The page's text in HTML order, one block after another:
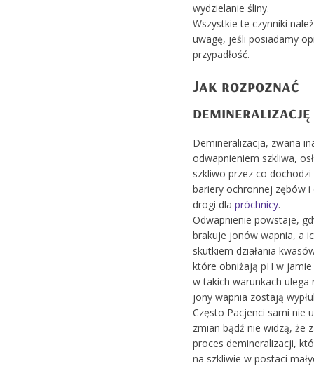
wydzielanie śliny.
Wszystkie te czynniki
uwagę, jeśli posiadamy
przypadłość.
Jak rozpoznać
Demineralizacja, zwana
odwapnieniem szkliwa,
szkliwo przez co
bariery ochronnej zębów
drogi dla próchnicy.
Odwapnienie powstaje,
brakuje jonów wapnia, a
skutkiem działania
które obniżają pH w
w takich warunkach ulega
jony wapnia zostają
Często Pacjenci sami nie
zmian bądź nie widzą, że
proces demineralizacji,
na szkliwie w postaci